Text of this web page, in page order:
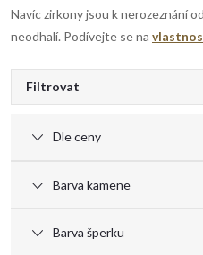
Navíc zirkony jsou k nerozeznání
neodhalí. Podívejte se na
Filtrovat
Dle ceny
Barva kamene
Barva šperku
V